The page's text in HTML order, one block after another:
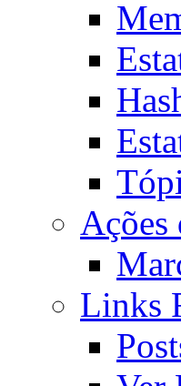
Ações
Links